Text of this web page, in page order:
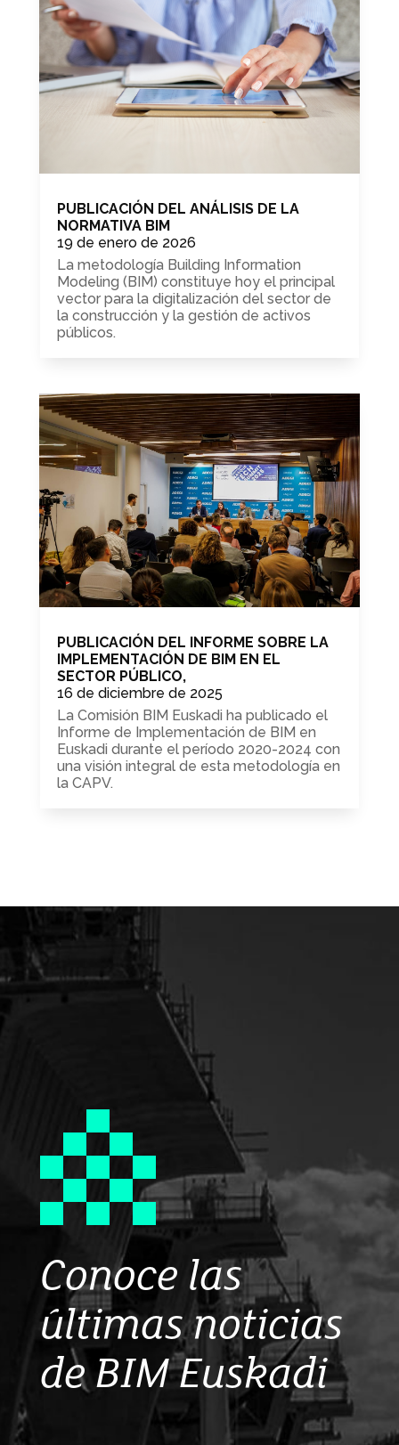
PUBLICACIÓN DEL ANÁLISIS DE LA
NORMATIVA BIM
19 de enero de 2026
La metodología Building Information
Modeling (BIM) constituye hoy el principal
vector para la digitalización del sector de
la construcción y la gestión de activos
públicos.
PUBLICACIÓN DEL INFORME SOBRE LA
IMPLEMENTACIÓN DE BIM EN EL
SECTOR PÚBLICO,
16 de diciembre de 2025
La Comisión BIM Euskadi ha publicado el
Informe de Implementación de BIM en
Euskadi durante el período 2020-2024 con
una visión integral de esta metodología en
la CAPV.
Conoce las
últimas noticias
de BIM Euskadi